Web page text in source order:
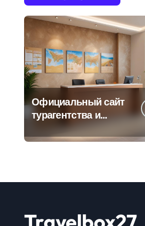
Официальный сайт
турагентства и
информация об
офисе продаж